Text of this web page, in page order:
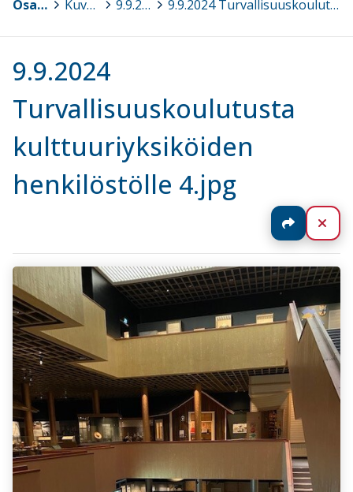
Osaava Satakunta Kuvagalleria > 9.9.2024 Turvallisuuskoulutusta kulttuuriyksiköiden henkilöstölle, Pori > 9.9.2024 Turvallisuuskoulutusta kulttuuriyksiköiden henkilöstölle 4.jpg
9.9.2024
Turvallisuuskoulutusta
kulttuuriyksiköiden
henkilöstölle 4.jpg
Jaa